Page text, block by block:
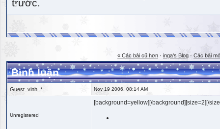
trước.
« Các bài cũ hơn · inga's Blog · Các bài
Bình luận
Guest_vinh_* Nov 19 2006, 08:14 AM
Unregistered
[background=yellow][/background][size=2][/